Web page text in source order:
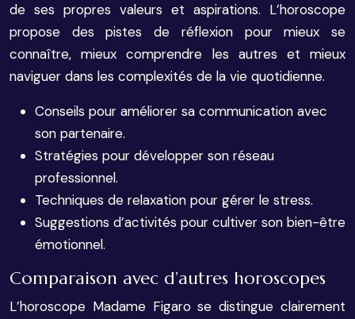
de ses propres valeurs et aspirations. L’horoscope
propose des pistes de réflexion pour mieux se
connaître, mieux comprendre les autres et mieux
naviguer dans les complexités de la vie quotidienne.
Conseils pour améliorer sa communication avec
son partenaire.
Stratégies pour développer son réseau
professionnel.
Techniques de relaxation pour gérer le stress.
Suggestions d’activités pour cultiver son bien-être
émotionnel.
Comparaison avec d’autres horoscopes
L’horoscope Madame Figaro se distingue clairement